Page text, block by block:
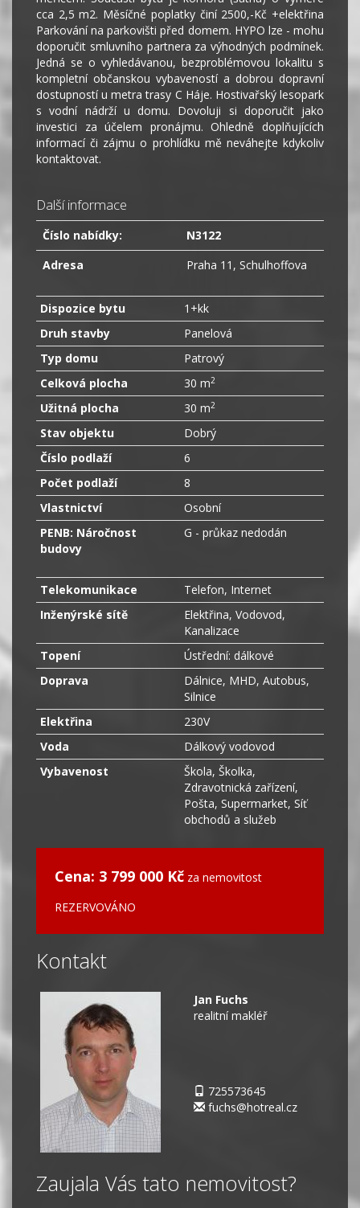
cca 2,5 m2. Měsíčné poplatky činí 2500,-Kč +elektřina
Parkování na parkovišti před domem. HYPO lze - mohu
doporučit smluvního partnera za výhodných podmínek.
Jedná se o vyhledávanou, bezproblémovou lokalitu s
kompletní občanskou vybaveností a dobrou dopravní
dostupností u metra trasy C Háje. Hostivařský lesopark
s vodní nádrží u domu. Dovoluji si doporučit jako
investici za účelem pronájmu. Ohledně doplňujících
informací či zájmu o prohlídku mě neváhejte kdykoliv
kontaktovat.
Další informace
Číslo nabídky:
N3122
Adresa
Praha 11, Schulhoffova
Dispozice bytu
1+kk
Druh stavby
Panelová
Typ domu
Patrový
Celková plocha
30 m2
Užitná plocha 30 m2
Stav objektu
Dobrý
Číslo podlaží
6
Počet podlaží
8
Vlastnictví
Osobní
PENB: Náročnost
budovy
G - průkaz nedodán
Telekomunikace
Telefon, Internet
Inženýrské sítě
Elektřina, Vodovod,
Kanalizace
Topení
Ústřední: dálkové
Doprava
Dálnice, MHD, Autobus,
Silnice
Elektřina
230V
Voda
Dálkový vodovod
Vybavenost
Škola, Školka,
Zdravotnická zařízení,
Pošta, Supermarket, Síť
obchodů a služeb
Cena: 3 799 000 Kč za nemovitost
REZERVOVÁNO
Kontakt
Jan Fuchs
realitní makléř
725573645
fuchs@hotreal.cz
Zaujala Vás tato nemovitost?